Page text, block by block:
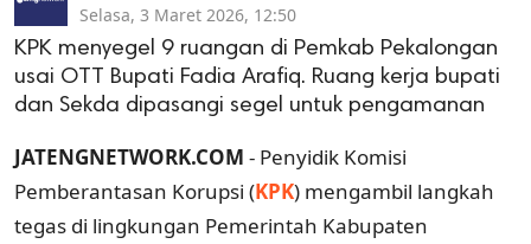
Selasa, 3 Maret 2026, 12:50
KPK menyegel 9 ruangan di Pemkab Pekalongan
usai OTT Bupati Fadia Arafiq. Ruang kerja bupati
dan Sekda dipasangi segel untuk pengamanan
JATENGNETWORK.COM - Penyidik Komisi
Pemberantasan Korupsi (KPK) mengambil langkah
tegas di lingkungan Pemerintah Kabupaten